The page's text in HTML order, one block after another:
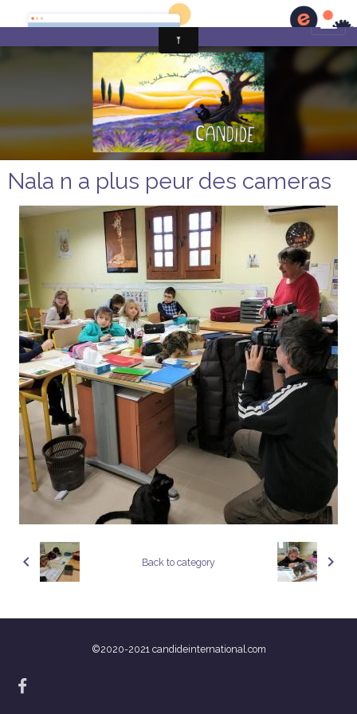
Nala n a plus peur des cameras
Back to category
©2020-2021 candideinternational.com